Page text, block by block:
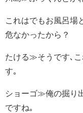
これはでもお風呂場
危なかったから？
たける≫そうです､
す｡
ショーゴ≫俺の掘り
ですね｡